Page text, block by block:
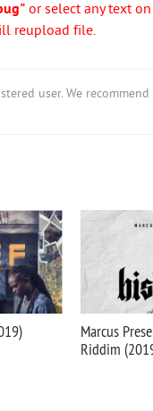
or select any text
reupload file.
user. We recommend
Marcus
Riddim